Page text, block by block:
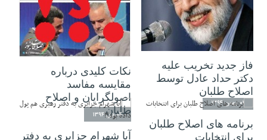
فاز جدید تخریب علیه
دکتر حداد عادل توسط
اصلاح طلبان
۲۰ بهمن ۱۳۹۴
نکات کلیدی درباره
مقایسه مفاسد
اصولگرایان و اصلاح
طلبان
۰۱ بهمن ۱۳۹۴
برنامه های اصلاح طلبان
برای انتخابات
۰۴ دی ۱۳۹۴
آیا شهرام جزایری به دفتر